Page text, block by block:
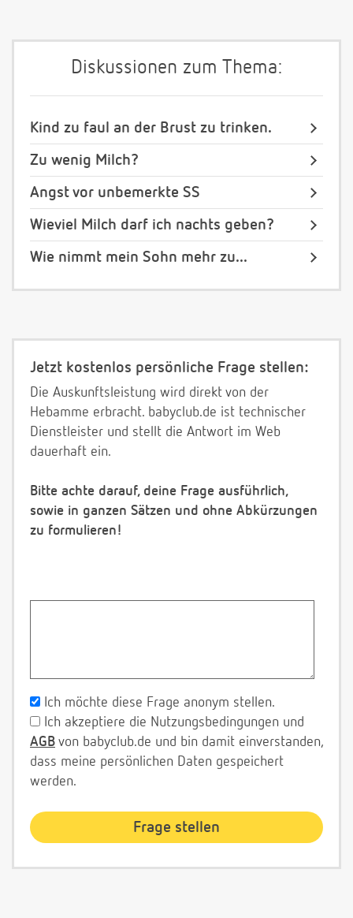
Diskussionen zum Thema:
Kind zu faul an der Brust zu trinken.
Zu wenig Milch?
Angst vor unbemerkte SS
Wieviel Milch darf ich nachts geben?
Wie nimmt mein Sohn mehr zu...
Jetzt kostenlos persönliche Frage stellen:
Die Auskunftsleistung wird direkt von der
Hebamme erbracht. babyclub.de ist technischer
Dienstleister und stellt die Antwort im Web
dauerhaft ein.
Bitte achte darauf, deine Frage ausführlich,
sowie in ganzen Sätzen und ohne Abkürzungen
zu formulieren!
Ich möchte diese Frage anonym stellen.
Ich akzeptiere die Nutzungsbedingungen und
AGB von babyclub.de und bin damit einverstanden,
dass meine persönlichen Daten gespeichert
werden.